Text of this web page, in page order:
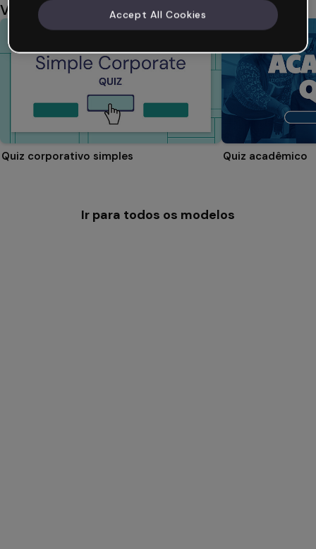
Você também pode gostar
Quiz corporativo simples Quiz acadêmico
Ir para todos os modelos
Accept All Cookies